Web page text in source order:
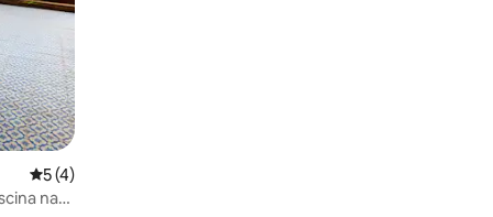
5 de uma avaliação média de 5, 4 avaliações
5 (4)
na